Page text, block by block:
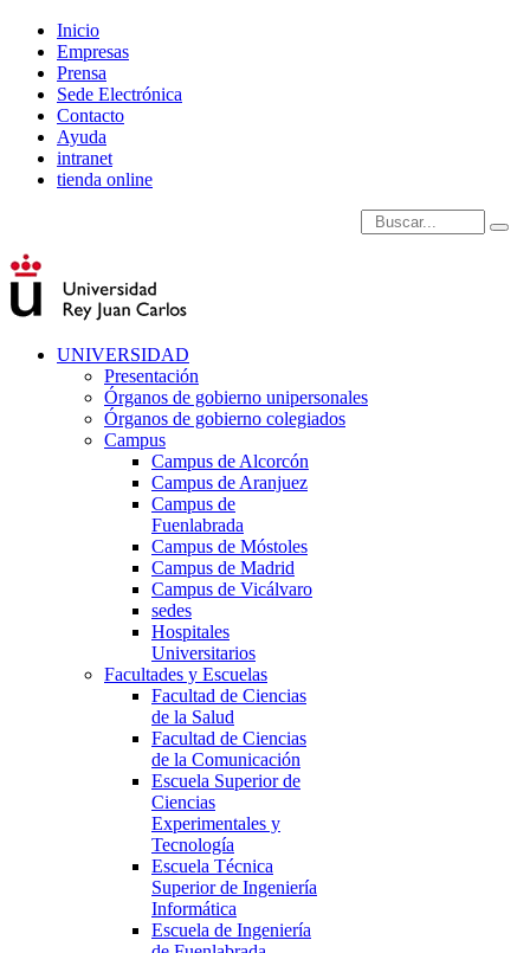
Inicio
Empresas
Prensa
Sede Electrónica
Contacto
Ayuda
intranet
tienda online
Introduce términos de
UNIVERSIDAD
Presentación
Órganos de gobierno unipersonales
Órganos de gobierno colegiados
Campus
Campus de Alcorcón
Campus de Aranjuez
Campus de
Fuenlabrada
Campus de Móstoles
Campus de Madrid
Campus de Vicálvaro
sedes
Hospitales
Universitarios
Facultades y Escuelas
Facultad de Ciencias
de la Salud
Facultad de Ciencias
de la Comunicación
Escuela Superior de
Ciencias
Experimentales y
Tecnología
Escuela Técnica
Superior de Ingeniería
Informática
Escuela de Ingeniería